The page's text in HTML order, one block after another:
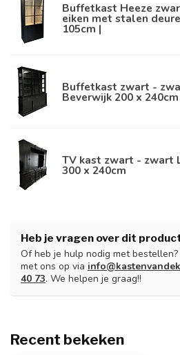
Buffetkast Heeze
eiken met stalen
105cm |
Buffetkast zwart -
Beverwijk 200 x 240cm
TV kast zwart - zwart
300 x 240cm
Heb je vragen over dit
Of heb je hulp nodig met
met ons op via
40 73. We helpen je graag!!
Recent bekeken